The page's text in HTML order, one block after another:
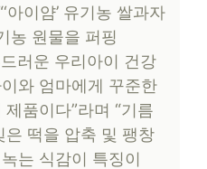
아이얌’ 유기농 쌀과자
농 원물을 퍼핑
러운 우리아이 건강
와 엄마에게 꾸준한
품이다”라며 “기름
떡을 압축 및 팽창
는 식감이 특징이